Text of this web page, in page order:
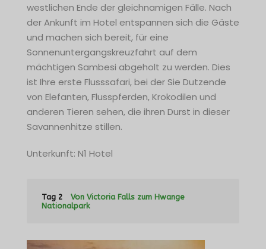
westlichen Ende der gleichnamigen Fälle. Nach
der Ankunft im Hotel entspannen sich die Gäste
und machen sich bereit, für eine
Sonnenuntergangskreuzfahrt auf dem
mächtigen Sambesi abgeholt zu werden. Dies
ist Ihre erste Flusssafari, bei der Sie Dutzende
von Elefanten, Flusspferden, Krokodilen und
anderen Tieren sehen, die ihren Durst in dieser
Savannenhitze stillen.
Unterkunft: N1 Hotel
Tag 2
Von Victoria Falls zum Hwange
Nationalpark